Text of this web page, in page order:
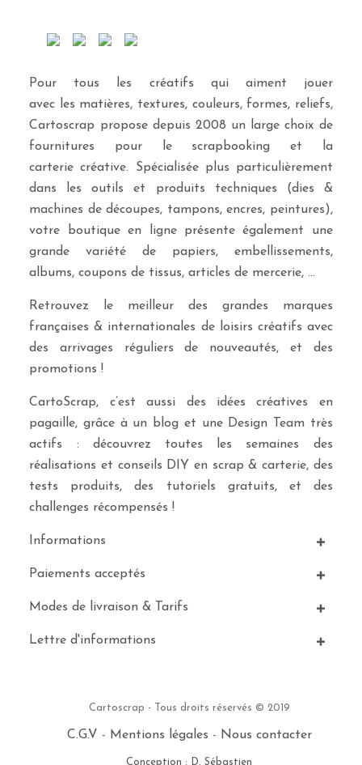
Pour tous les créatifs qui aiment jouer
avec les matières, textures, couleurs, formes, reliefs,
Cartoscrap propose depuis 2008 un large choix de
fournitures pour le scrapbooking et la
carterie créative. Spécialisée plus particulièrement
dans les outils et produits techniques (dies &
machines de découpes, tampons, encres, peintures),
votre boutique en ligne présente également une
grande variété de papiers, embellissements,
albums, coupons de tissus, articles de mercerie, …
Retrouvez le meilleur des grandes marques
françaises & internationales de loisirs créatifs avec
des arrivages réguliers de nouveautés, et des
promotions !
CartoScrap, c’est aussi des idées créatives en
pagaille, grâce à un blog et une Design Team très
actifs : découvrez toutes les semaines des
réalisations et conseils DIY en scrap & carterie, des
tests produits, des tutoriels gratuits, et des
challenges récompensés !
Informations
Paiements acceptés
Modes de livraison & Tarifs
Lettre d'informations
Cartoscrap - Tous droits réservés © 2019
C.G.V - Mentions légales - Nous contacter
Conception : D. Sébastien